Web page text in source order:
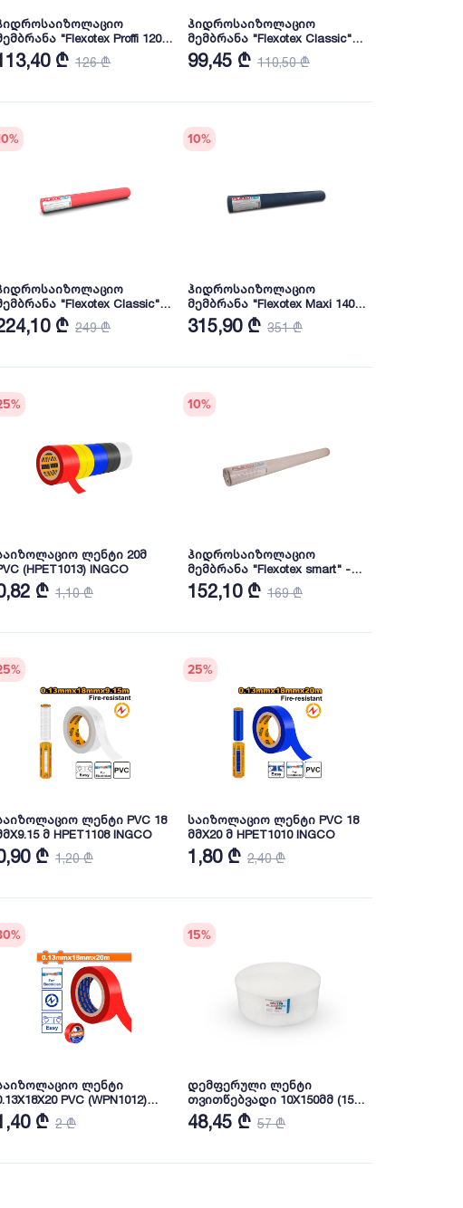
"Flexotex Proffi 120"
30 მ2
₾ 126 ₾
ჰიდროსაიზოლაციო
მემბრანა "Flexotex Classic" -
30 მ2
99,45 ₾ 110,50 ₾
%
"Flexotex Classic" -
მ2
₾ 249 ₾
10%
ჰიდროსაიზოლაციო
მემბრანა "Flexotex Maxi 140"
- 75 მ2
315,90 ₾ 351 ₾
%
ლენტი 20მ
(HPET1013) INGCO
₾ 1,10 ₾
10%
ჰიდროსაიზოლაციო
მემბრანა "Flexotex smart" -
75 მ2 (60 გრ/მ2)
152,10 ₾ 169 ₾
%
ლენტი PVC 18
მ HPET1108 INGCO
₾ 1,20 ₾
25%
საიზოლაციო ლენტი PVC 18
მმX20 მ HPET1010 INGCO
1,80 ₾ 2,40 ₾
%
ლენტი
PVC (WPN1012)
₾ 2 ₾
15%
დემფერული ლენტი
თვითწებვადი 10X150მმ (15
მ) Flexotex
48,45 ₾ 57 ₾